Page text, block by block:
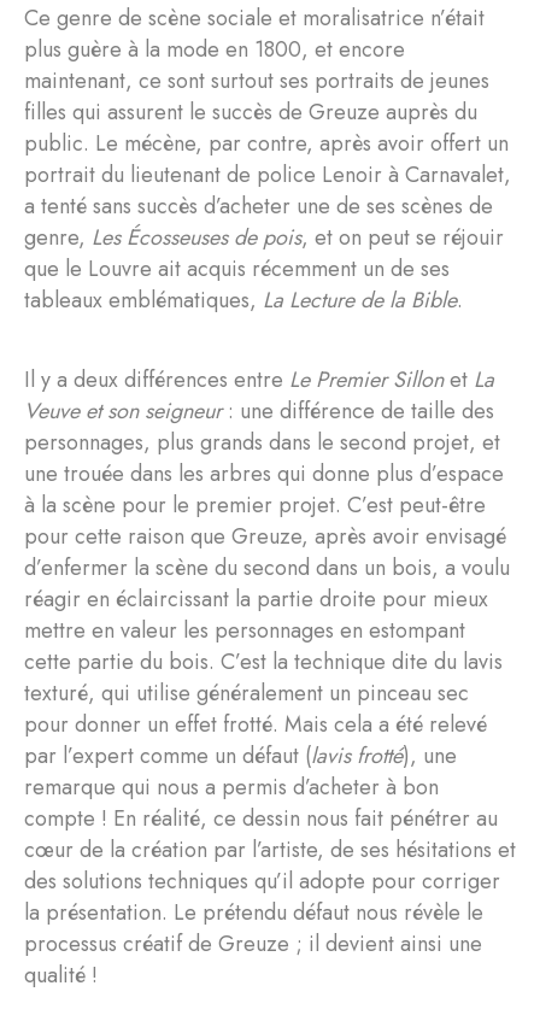
Ce genre de scène sociale et moralisatrice n’était
plus guère à la mode en 1800, et encore
maintenant, ce sont surtout ses portraits de jeunes
filles qui assurent le succès de Greuze auprès du
public. Le mécène, par contre, après avoir offert un
portrait du lieutenant de police Lenoir à Carnavalet,
a tenté sans succès d’acheter une de ses scènes de
genre, Les Écosseuses de pois, et on peut se réjouir
que le Louvre ait acquis récemment un de ses
tableaux emblématiques, La Lecture de la Bible.
Il y a deux différences entre Le Premier Sillonet La
Veuve et son seigneur: une différence de taille des
personnages, plus grands dans le second projet, et
une trouée dans les arbres qui donne plus d’espace
à la scène pour le premier projet. C’est peut-être
pour cette raison que Greuze, après avoir envisagé
d’enfermer la scène du second dans un bois, a voulu
réagir en éclaircissant la partie droite pour mieux
mettre en valeur les personnages en estompant
cette partie du bois. C’est la technique dite du lavis
texturé, qui utilise généralement un pinceau sec
pour donner un effet frotté. Mais cela a été relevé
par l’expert comme un défaut (lavis frotté), une
remarque qui nous a permis d’acheter à bon
compte ! En réalité, ce dessin nous fait pénétrer au
cœur de la création par l’artiste, de ses hésitations et
des solutions techniques qu’il adopte pour corriger
la présentation. Le prétendu défaut nous révèle le
processus créatif de Greuze ; il devient ainsi une
qualité !